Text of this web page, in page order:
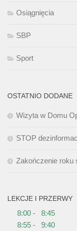
Osiągnięcia
SBP
Sport
OSTATNIO DODANE
Wizyta w Domu
STOP
Zakończenie roku
LEKCJE I PRZERWY
8:00 - 8:45
8:55 - 9:40